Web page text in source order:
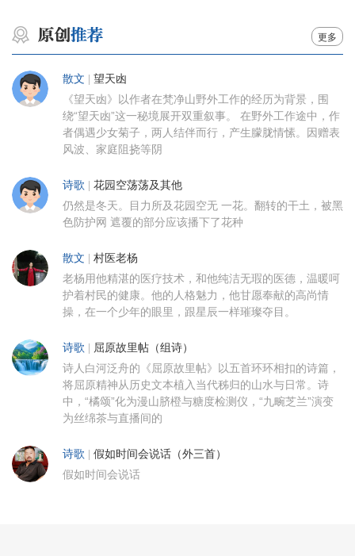
更多
散文 | 望天凼
《望天凼》以作者在梵净山野外工作的经历为背景，围
绕“望天凼”这一秘境展开双重叙事。 在野外工作途中，作
者偶遇少女菊子，两人结伴而行，产生朦胧情愫。因赠表
风波、家庭阻挠等阴
诗歌 | 花园空荡荡及其他
仍然是冬天。目力所及花园空无 一花。翻转的干土，被黑
色防护网 遮覆的部分应该播下了花种
散文 | 村医老杨
老杨用他精湛的医疗技术，和他纯洁无瑕的医德，温暖呵
护着村民的健康。他的人格魅力，他甘愿奉献的高尚情
操，在一个少年的眼里，跟星辰一样璀璨夺目。
诗歌 | 屈原故里帖（组诗）
诗人白河泛舟的《屈原故里帖》以五首环环相扣的诗篇，
将屈原精神从历史文本植入当代秭归的山水与日常。诗
中，“橘颂”化为漫山脐橙与糖度检测仪，“九畹芝兰”演变
为丝绵茶与直播间的
诗歌 | 假如时间会说话（外三首）
假如时间会说话